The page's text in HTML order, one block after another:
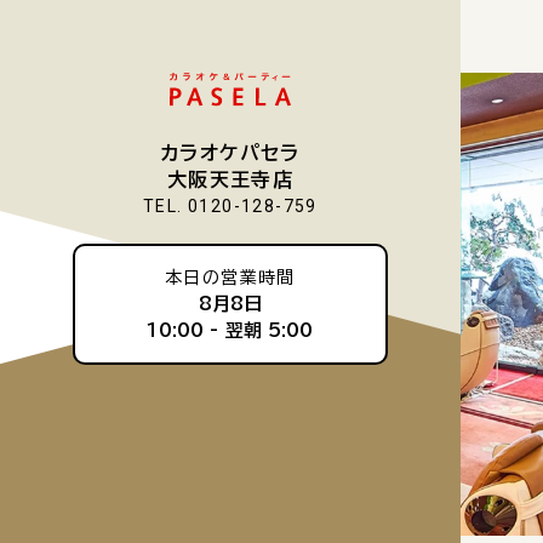
カラオケパセラ
大阪天王寺店
TEL. 0120-128-759
本日の営業時間
8月8日
10:00 - 翌朝 5:00